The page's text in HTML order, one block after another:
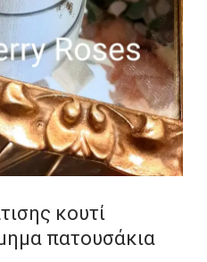
κουτί
πατουσάκια